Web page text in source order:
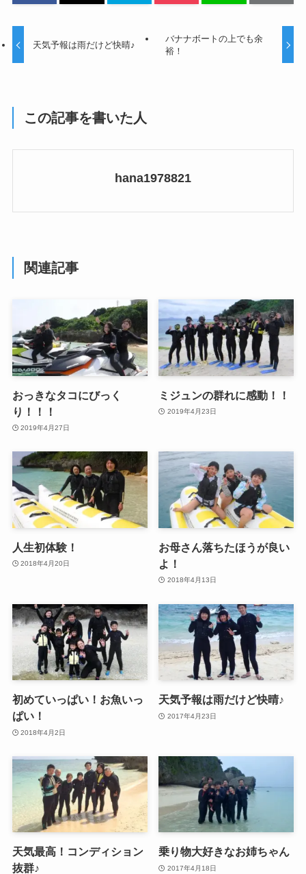
天気予報は雨だけど快晴♪
バナナボートの上でも余
裕！
この記事を書いた人
hana1978821
関連記事
おっきなタコにびっく
り！！！
2019年4月27日
ミジュンの群れに感動！！
2019年4月23日
人生初体験！
2018年4月20日
お母さん落ちたほうが良い
よ！
2018年4月13日
初めていっぱい！お魚いっ
ぱい！
2018年4月2日
天気予報は雨だけど快晴♪
2017年4月23日
天気最高！コンディション
抜群♪
乗り物大好きなお姉ちゃん
2017年4月18日